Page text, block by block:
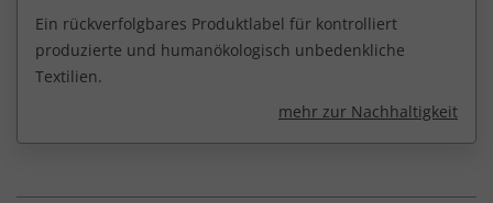
Ein rückverfolgbares Produktlabel für kontrolliert
produzierte und humanökologisch unbedenkliche
Textilien.
mehr zur Nachhaltigkeit